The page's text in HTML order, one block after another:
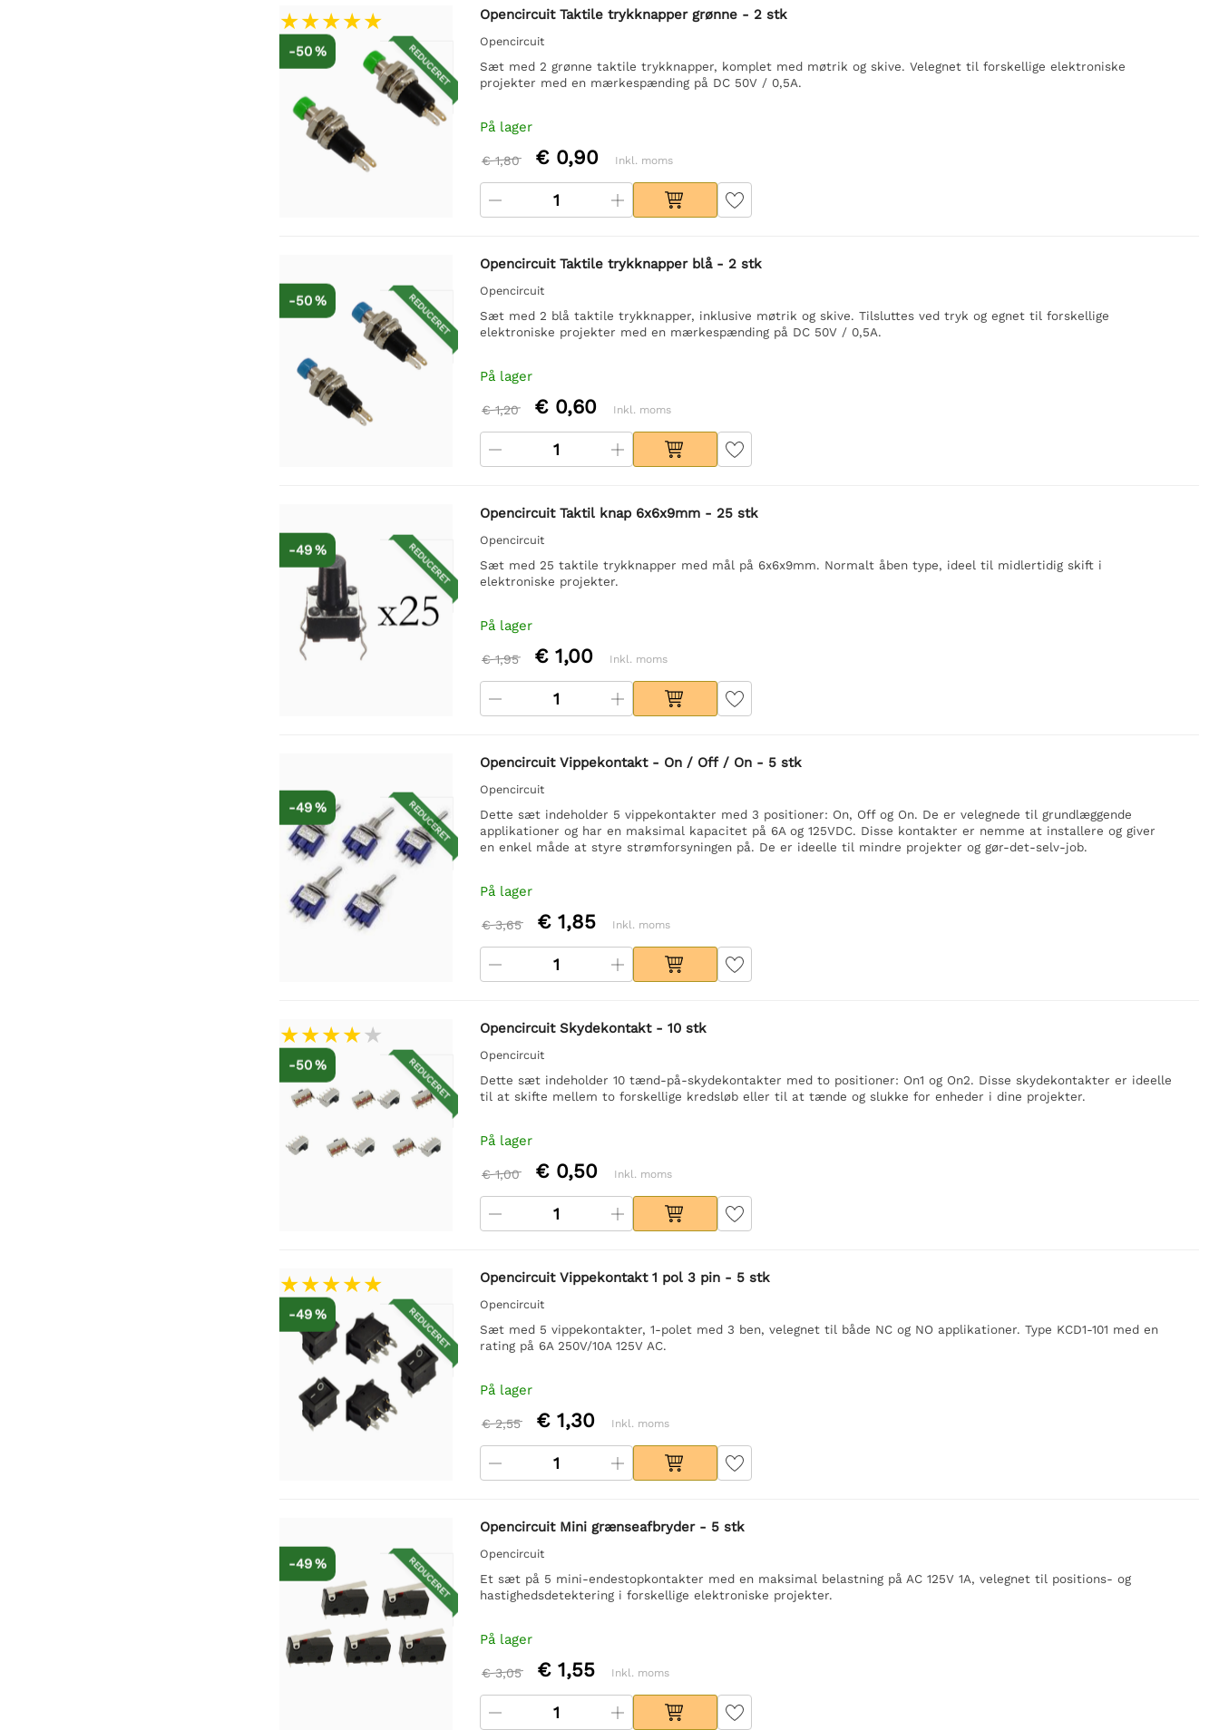
REDUCERET
-50 %
Opencircuit Taktile trykknapper grønne - 2 stk
Opencircuit
Sæt med 2 grønne taktile trykknapper, komplet med møtrik og skive. Velegnet til forskellige elektroniske
projekter med en mærkespænding på DC 50V / 0,5A.
På lager
€ 1,80 € 0,90 Inkl. moms
REDUCERET
-50 %
Opencircuit Taktile trykknapper blå - 2 stk
Opencircuit
Sæt med 2 blå taktile trykknapper, inklusive møtrik og skive. Tilsluttes ved tryk og egnet til forskellige
elektroniske projekter med en mærkespænding på DC 50V / 0,5A.
På lager
€ 1,20 € 0,60 Inkl. moms
REDUCERET
-49 %
Opencircuit Taktil knap 6x6x9mm - 25 stk
Opencircuit
Sæt med 25 taktile trykknapper med mål på 6x6x9mm. Normalt åben type, ideel til midlertidig skift i
elektroniske projekter.
På lager
€ 1,95 € 1,00 Inkl. moms
REDUCERET
-49 %
Opencircuit Vippekontakt - On / Off / On - 5 stk
Opencircuit
Dette sæt indeholder 5 vippekontakter med 3 positioner: On, Off og On. De er velegnede til grundlæggende
applikationer og har en maksimal kapacitet på 6A og 125VDC. Disse kontakter er nemme at installere og giver
en enkel måde at styre strømforsyningen på. De er ideelle til mindre projekter og gør-det-selv-job.
På lager
€ 3,65 € 1,85 Inkl. moms
REDUCERET
-50 %
Opencircuit Skydekontakt - 10 stk
Opencircuit
Dette sæt indeholder 10 tænd-på-skydekontakter med to positioner: On1 og On2. Disse skydekontakter er ideelle
til at skifte mellem to forskellige kredsløb eller til at tænde og slukke for enheder i dine projekter.
På lager
€ 1,00 € 0,50 Inkl. moms
REDUCERET
-49 %
Opencircuit Vippekontakt 1 pol 3 pin - 5 stk
Opencircuit
Sæt med 5 vippekontakter, 1-polet med 3 ben, velegnet til både NC og NO applikationer. Type KCD1-101 med en
rating på 6A 250V/10A 125V AC.
På lager
€ 2,55 € 1,30 Inkl. moms
REDUCERET
-49 %
Opencircuit Mini grænseafbryder - 5 stk
Opencircuit
Et sæt på 5 mini-endestopkontakter med en maksimal belastning på AC 125V 1A, velegnet til positions- og
hastighedsdetektering i forskellige elektroniske projekter.
På lager
€ 3,05 € 1,55 Inkl. moms